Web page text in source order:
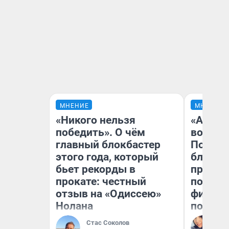
МНЕНИЕ
«Никого нельзя
победить». О чём
главный блокбастер
этого года, который
бьет рекорды в
прокате: честный
отзыв на «Одиссею»
Нолана
Стас Соколов
МНЕНИЕ
вот